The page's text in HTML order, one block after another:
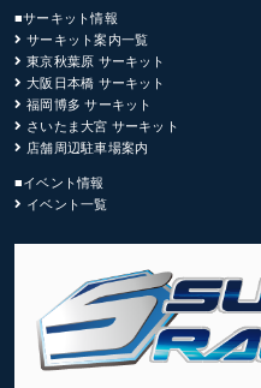
■サーキット情報
サーキット案内一覧
東京秋葉原 サーキット
大阪日本橋 サーキット
福岡博多 サーキット
さいたま大宮 サーキット
店舗周辺駐車場案内
■イベント情報
イベント一覧